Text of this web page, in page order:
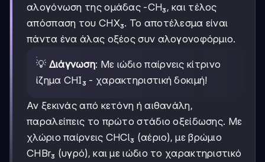
αλογόνωση της ομάδας -CH₃, και τέλος
απόσπαση του CHX₃. Το αποτέλεσμα είναι
πάντα ένα άλας οξέος συν αλογονοφόρμιο.
💡 Διάγνωση: Με ιώδιο παίρνεις κίτρινο
ίζημα CHI₃ - χαρακτηριστική δοκιμή!
Αν ξεκινάς από κετόνη ή αιθανάλη,
παραλείπεις το πρώτο στάδιο οξείδωσης. Με
χλώριο παίρνεις CHCl₃ (αέριο), με βρώμιο
CHBr₃ (υγρό), και με ιώδιο το χαρακτηριστικό